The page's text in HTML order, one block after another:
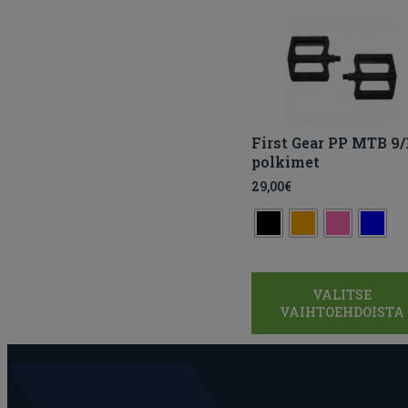
First Gear PP MTB 9/
polkimet
29,00€
VALITSE
VAIHTOEHDOISTA